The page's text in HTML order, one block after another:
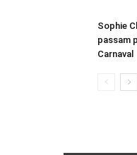
Sophie
passam
Carnaval